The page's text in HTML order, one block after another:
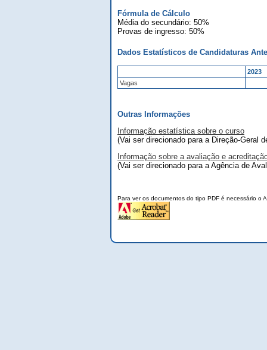
Fórmula de Cálculo
Média do secundário: 50%
Provas de ingresso: 50%
Dados Estatísticos de Candidaturas
2023
Vagas
Outras Informações
Informação estatística sobre o curso
(Vai ser direcionado para a Direção-Geral
Informação sobre a avaliação e
(Vai ser direcionado para a Agência de
Para ver os documentos do tipo PDF é necessário o